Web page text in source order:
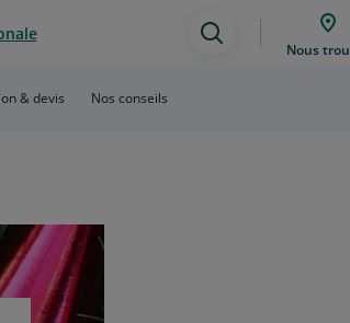
Assistance
Nous
& devis Nos conseils